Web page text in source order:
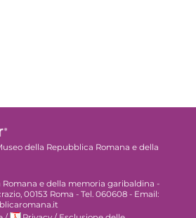
della Repubblica Romana e della
e della memoria garibaldina -
00153 Roma - Tel. 060608 - Email: